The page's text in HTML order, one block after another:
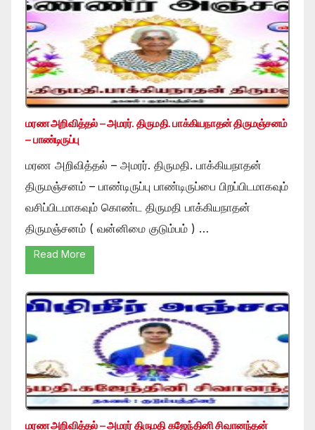
மரண அறிவித்தல் – அமரர். திருமதி. பாக்கியநாதன் திருமஞ்சனம்
– பாண்டிருப்பு
மரண அறிவித்தல் – அமரர். திருமதி. பாக்கியநாதன்
திருமஞ்சனம் – பாண்டிருப்பு பாண்டிருப்பை பிறப்பிடமாகவும்
வசிப்பிடமாகவும் கொண்ட திருமதி பாக்கியநாதன்
திருமஞ்சனம் ( வன்னிமை குடும்பம் ) …
Read More
மரண அறிவித்தல் – அமரர் திருமதி கஜேந்தினி சிவானந்தன்